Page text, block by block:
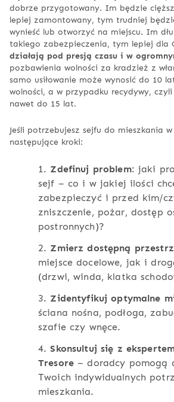
dobrze przygotowany. Im będzie
lepiej zamontowany, tym trudniej
wynieść lub otworzyć na miejscu. Im
takiego zabezpieczenia, tym lepiej dla
działają pod presją czasu i w
pozbawienia wolności za kradzież z
samo usiłowanie może wynosić do 10
wolności, a w przypadku recydywy,
nawet do 15 lat.
Jeśli potrzebujesz sejfu do mieszkania
następujące kroki:
1. Zdefinuj problem: jaki
sejf – co i w jakiej ilości
zabezpieczyć i przed kim/
zniszczenie, pożar, dostęp
postronnych)?
2. Zmierz dostępną
miejsce docelowe, jak i
(drzwi, winda, klatka
3. Zidentyfikuj optymalne
ściana nośna, podłoga,
szafie czy wnęce.
4.Skonsultuj się z
Tresore– doradcy pomogą
Twoich indywidualnych
mieszkania.